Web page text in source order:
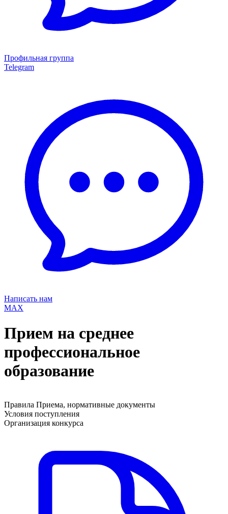
Профильная группа
Telegram
Написать нам
MAX
Прием на среднее
профессиональное
образование
Правила Приема, нормативные документы
Условия поступления
Организация конкурса